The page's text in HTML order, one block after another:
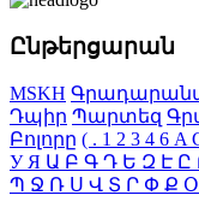
Ընթերցարան
MSKH
Դպիր Պարտեզ
Բոլորը ( . 1 2 3 4 6 A
УЯ Ա Բ Գ Դ Ե Զ Է Ը
Պ Ջ Ռ Ս Վ Տ Ր Փ Ք Օ